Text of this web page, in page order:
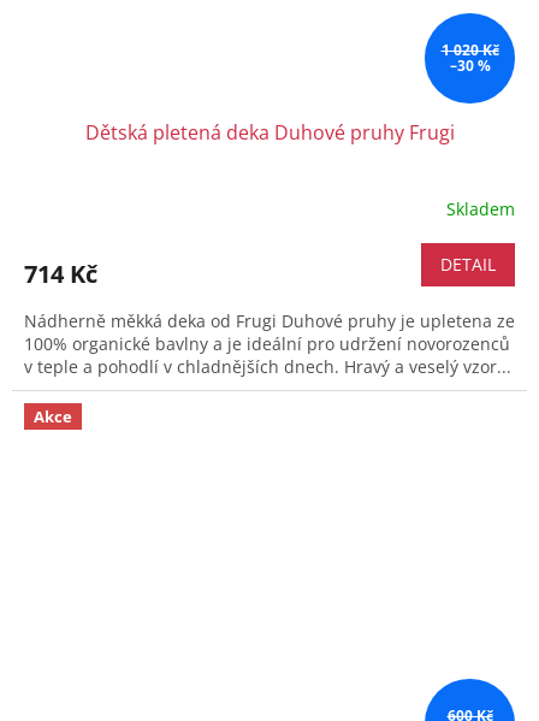
1 020 Kč
–30 %
Dětská pletená deka Duhové pruhy Frugi
Skladem
714 Kč DETAIL
Nádherně měkká deka od Frugi Duhové pruhy je upletena ze
100% organické bavlny a je ideální pro udržení novorozenců
v teple a pohodlí v chladnějších dnech. Hravý a veselý vzor...
Akce
600 Kč